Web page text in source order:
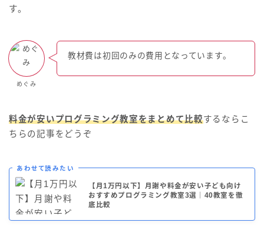
す。
めぐみ
教材費は初回のみの費用となっています。
料金が安いプログラミング教室をまとめて比較するならこ
ちらの記事をどうぞ
あわせて読みたい
【月1万円以下】月謝や料金が安い子ども向け
おすすめプログラミング教室3選｜40教室を徹
底比較